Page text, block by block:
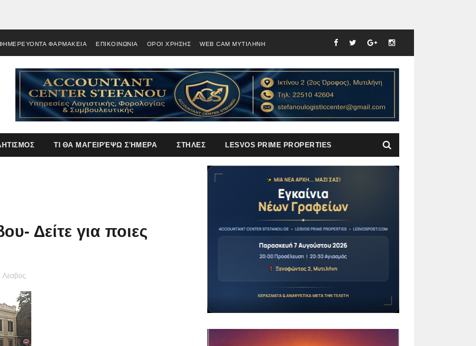
ΦΑΡΜΑΚΕΙΑ ΕΠΙΚΟΙΝΩΝΙΑ ΟΡΟΙ ΧΡΗΣΗΣ WEB CAM ΜΥΤΙΛΗΝΗ
ΤΙ ΘΑ ΜΑΓΕΙΡΈΨΩ ΣΉΜΕΡΑ ΣΤΗΛΕΣ LESVOS PRIME PROPERTIES
Δείτε για ποιες
Λεσβος